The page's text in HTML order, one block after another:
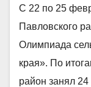
С 22 по 25
Павловского
Олимпиада
края». По
район занял